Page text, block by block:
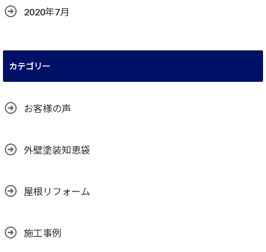
2020年7月
カテゴリー
お客様の声
外壁塗装知恵袋
屋根リフォーム
施工事例